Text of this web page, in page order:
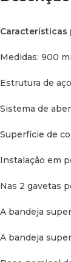
Características
Medidas: 900
Estrutura de
Sistema de
Superfície de
Instalação em
Nas 2 gavetas
A bandeja
A bandeja